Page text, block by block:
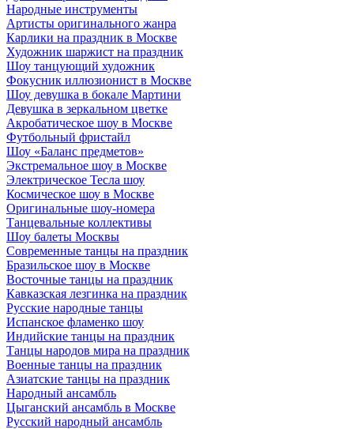
Народные инструменты
Артисты оригинального жанра
Карлики на праздник в Москве
Художник шаржист на праздник
Шоу танцующий художник
Фокусник иллюзионист в Москве
Шоу девушка в бокале Мартини
Девушка в зеркальном цветке
Акробатическое шоу в Москве
Футбольный фристайл
Шоу «Баланс предметов»
Экстремальное шоу в Москве
Электрическое Тесла шоу
Космическое шоу в Москве
Оригинальные шоу-номера
Танцевальные коллективы
Шоу балеты Москвы
Современные танцы на праздник
Бразильское шоу в Москве
Восточные танцы на праздник
Кавказская лезгинка на праздник
Русские народные танцы
Испанское фламенко шоу
Индийские танцы на праздник
Танцы народов мира на праздник
Военные танцы на праздник
Азиатские танцы на праздник
Народный ансамбль
Цыганский ансамбль в Москве
Русский народный ансамбль